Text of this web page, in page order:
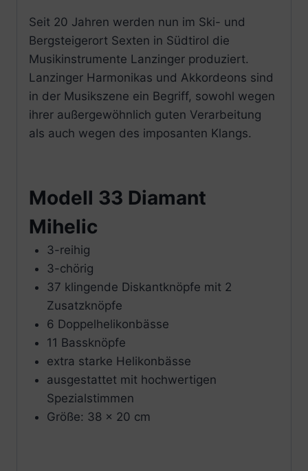
Seit 20 Jahren werden nun im Ski- und
Bergsteigerort Sexten in Südtirol die
Musikinstrumente Lanzinger produziert.
Lanzinger Harmonikas und Akkordeons sind
in der Musikszene ein Begriff, sowohl wegen
ihrer außergewöhnlich guten Verarbeitung
als auch wegen des imposanten Klangs.
Modell 33 Diamant
Mihelic
3-reihig
3-chörig
37 klingende Diskantknöpfe mit 2
Zusatzknöpfe
6 Doppelhelikonbässe
11 Bassknöpfe
extra starke Helikonbässe
ausgestattet mit hochwertigen
Spezialstimmen
Größe: 38 x 20 cm